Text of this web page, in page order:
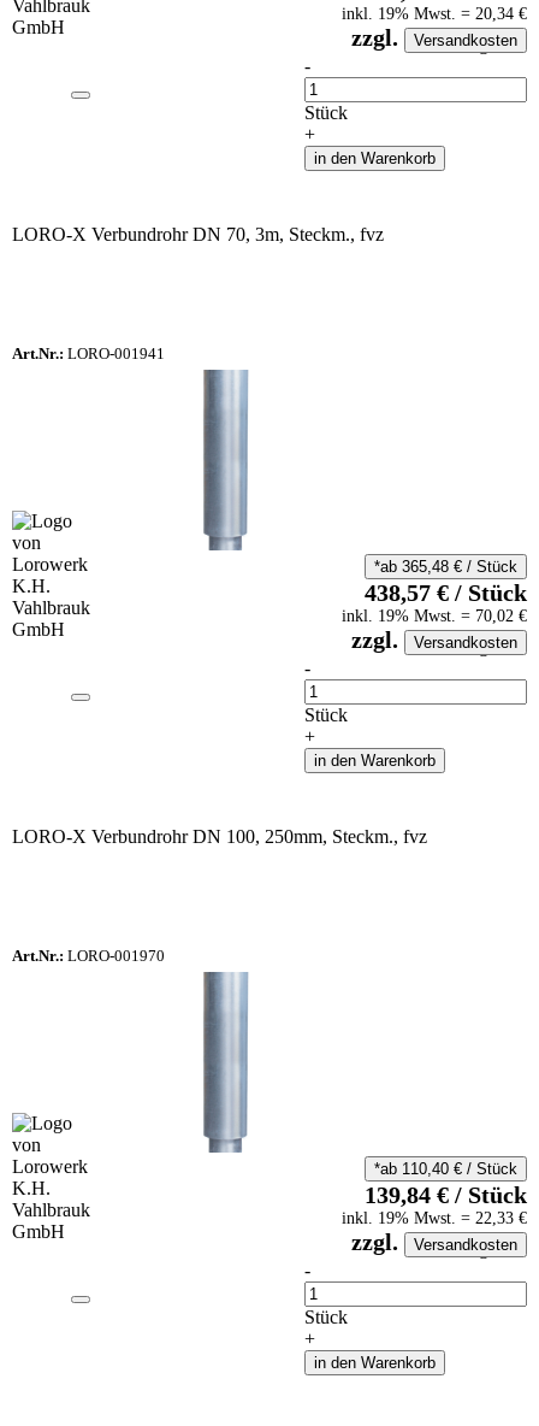
auf Anfrageliste
-
Anzahl
Stück
+
in den Warenkorb
inkl. 19% Mwst. = 20,34 €
zzgl. Versandkosten
LORO-X Verbundrohr DN 70, 3m, Steckm., fvz
Art.Nr.: LORO-001941
auf Anfrageliste
-
Anzahl
Stück
+
in den Warenkorb
*ab 365,48 €/ Stück
438,57 €/ Stück
inkl. 19% Mwst. = 70,02 €
zzgl. Versandkosten
LORO-X Verbundrohr DN 100, 250mm, Steckm., fvz
Art.Nr.: LORO-001970
auf Anfrageliste
-
Anzahl
Stück
+
in den Warenkorb
*ab 110,40 €/ Stück
139,84 €/ Stück
inkl. 19% Mwst. = 22,33 €
zzgl. Versandkosten